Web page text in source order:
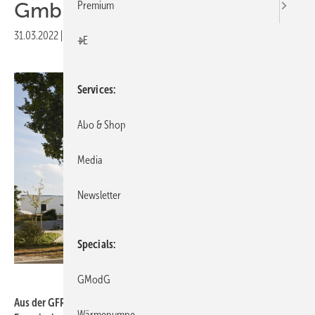
GmbH
31.03.2022 Druckvorschau
Aus der GFR – Gesellschaft für Regelungstechnik und
Premium
+E
Services
Abo & Shop
Media
Newsletter
Specials
GModG